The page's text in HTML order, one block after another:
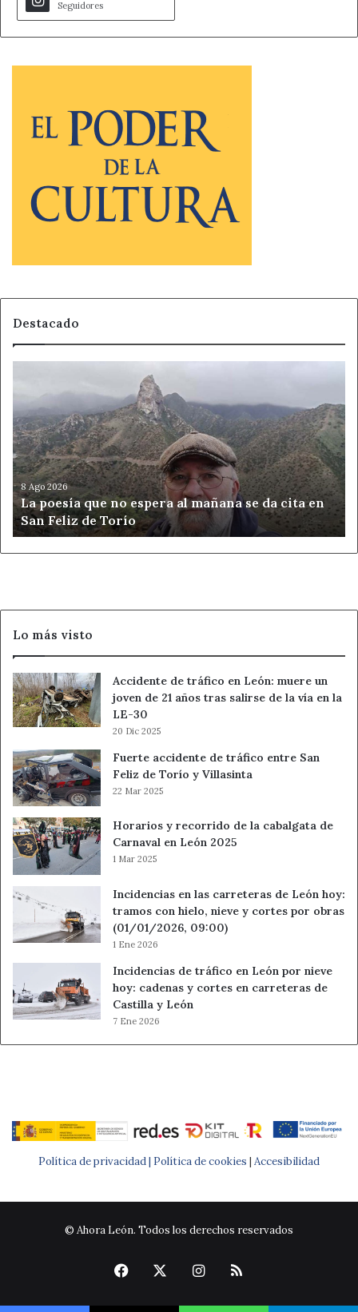
Seguidores
Destacado
que
no
espera
al
mañana
se
da
cita
en
San
8 Ago 2026
La poesía que no espera al mañana se da cita en
San Feliz de Torío
Lo más visto
Accidente de tráfico en León: muere un
joven de 21 años tras salirse de la vía en la
LE-30
20 Dic 2025
Fuerte accidente de tráfico entre San
Feliz de Torío y Villasinta
22 Mar 2025
Horarios y recorrido de la cabalgata de
Carnaval en León 2025
1 Mar 2025
Incidencias en las carreteras de León hoy:
tramos con hielo, nieve y cortes por obras
(01/01/2026, 09:00)
1 Ene 2026
Incidencias de tráfico en León por nieve
hoy: cadenas y cortes en carreteras de
Castilla y León
7 Ene 2026
Política de privacidad | Política de cookies | Accesibilidad
© Ahora León. Todos los derechos reservados
Facebook Instagram
RSS